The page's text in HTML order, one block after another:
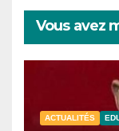
Vous avez
ACTUALITÉS